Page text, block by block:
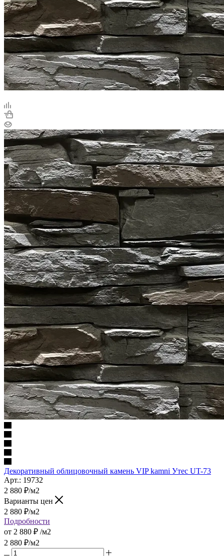
Декоративный облицовочный камень VIP kamni Утес UT-73
Арт.: 19732
2 880 ₽/м2
Варианты цен
2 880 ₽/м2
Подробности
от 2 880 ₽ /м2
2 880 ₽/м2